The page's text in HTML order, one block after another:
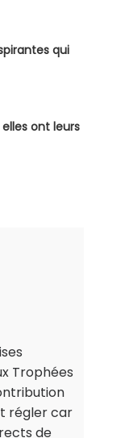
qui
elles ont leurs
Trophées
régler car
de